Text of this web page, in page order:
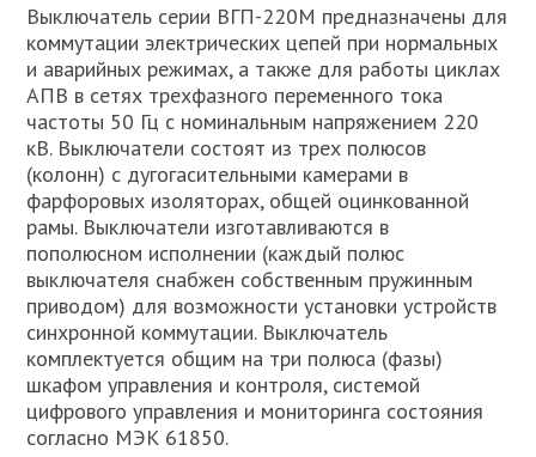
Выключатель серии ВГП-220М предназначены для
коммутации электрических цепей при нормальных
и аварийных режимах, а также для работы циклах
АПВ в сетях трехфазного переменного тока
частоты 50 Гц с номинальным напряжением 220
кВ. Выключатели состоят из трех полюсов
(колонн) с дугогасительными камерами в
фарфоровых изоляторах, общей оцинкованной
рамы. Выключатели изготавливаются в
пополюсном исполнении (каждый полюс
выключателя снабжен собственным пружинным
приводом) для возможности установки устройств
синхронной коммутации. Выключатель
комплектуется общим на три полюса (фазы)
шкафом управления и контроля, системой
цифрового управления и мониторинга состояния
согласно МЭК 61850.